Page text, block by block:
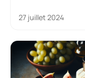
27 juillet 2024